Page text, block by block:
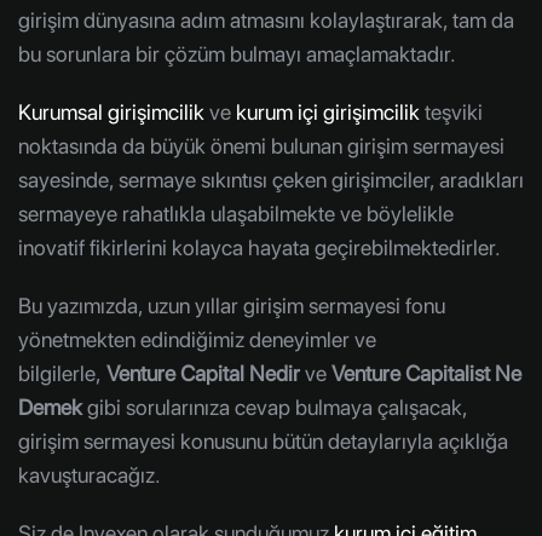
girişim dünyasına adım atmasını kolaylaştırarak, tam da
bu sorunlara bir çözüm bulmayı amaçlamaktadır.
Kurumsal girişimcilik ve kurum içi girişimcilik teşviki
noktasında da büyük önemi bulunan girişim sermayesi
sayesinde, sermaye sıkıntısı çeken girişimciler, aradıkları
sermayeye rahatlıkla ulaşabilmekte ve böylelikle
inovatif fikirlerini kolayca hayata geçirebilmektedirler.
Bu yazımızda, uzun yıllar girişim sermayesi fonu
yönetmekten edindiğimiz deneyimler ve
bilgilerle, Venture Capital NedirveVenture Capitalist Ne
Demekgibi sorularınıza cevap bulmaya çalışacak,
girişim sermayesi konusunu bütün detaylarıyla açıklığa
kavuşturacağız.